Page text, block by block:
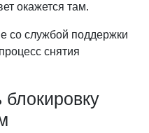
окажется там.
со службой поддержки
снятия